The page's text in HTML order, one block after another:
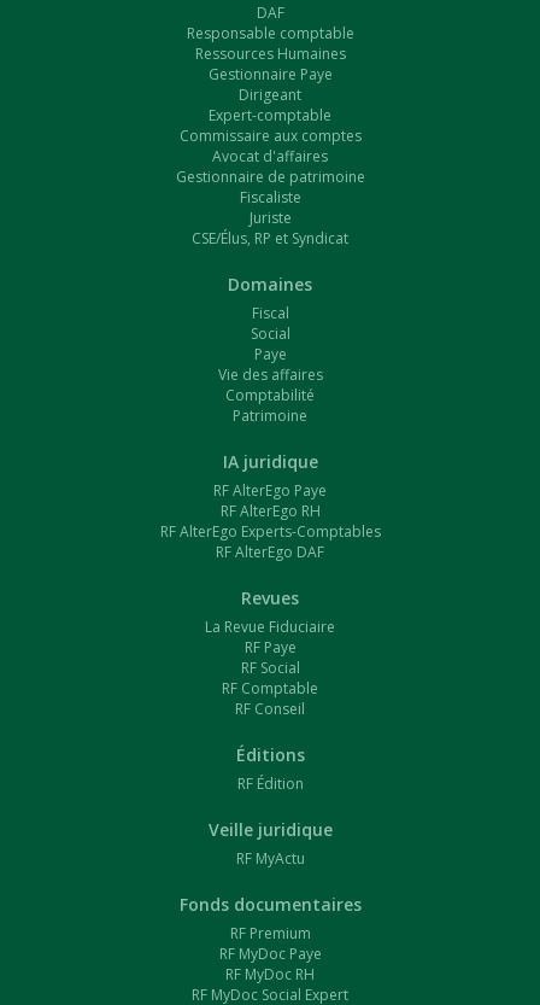
DAF
Responsable comptable
Ressources Humaines
Gestionnaire Paye
Dirigeant
Expert-comptable
Commissaire aux comptes
Avocat d'affaires
Gestionnaire de patrimoine
Fiscaliste
Juriste
CSE/Élus, RP et Syndicat
Domaines
Fiscal
Social
Paye
Vie des affaires
Comptabilité
Patrimoine
IA juridique
RF AlterEgo Paye
RF AlterEgo RH
RF AlterEgo Experts-Comptables
RF AlterEgo DAF
Revues
La Revue Fiduciaire
RF Paye
RF Social
RF Comptable
RF Conseil
Éditions
RF Édition
Veille juridique
RF MyActu
Fonds documentaires
RF Premium
RF MyDoc Paye
RF MyDoc RH
RF MyDoc Social Expert